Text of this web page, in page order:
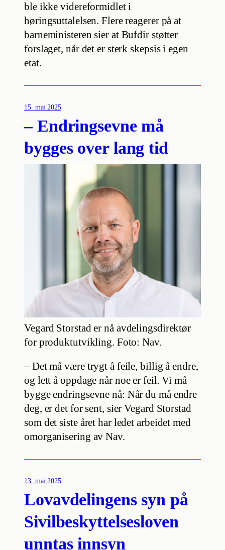
ble ikke videreformidlet i
høringsuttalelsen. Flere reagerer på at
barneministeren sier at Bufdir støtter
forslaget, når det er sterk skepsis i egen
etat.
15. mai 2025
– Endringsevne må
bygges over lang tid
Vegard Storstad er nå avdelingsdirektør
for produktutvikling. Foto: Nav.
– Det må være trygt å feile, billig å endre,
og lett å oppdage når noe er feil. Vi må
bygge endringsevne nå: Når du må endre
deg, er det for sent, sier Vegard Storstad
som det siste året har ledet arbeidet med
omorganisering av Nav.
13. mai 2025
Lovavdelingens syn på
Sivilbeskyttelsesloven
unntas innsyn